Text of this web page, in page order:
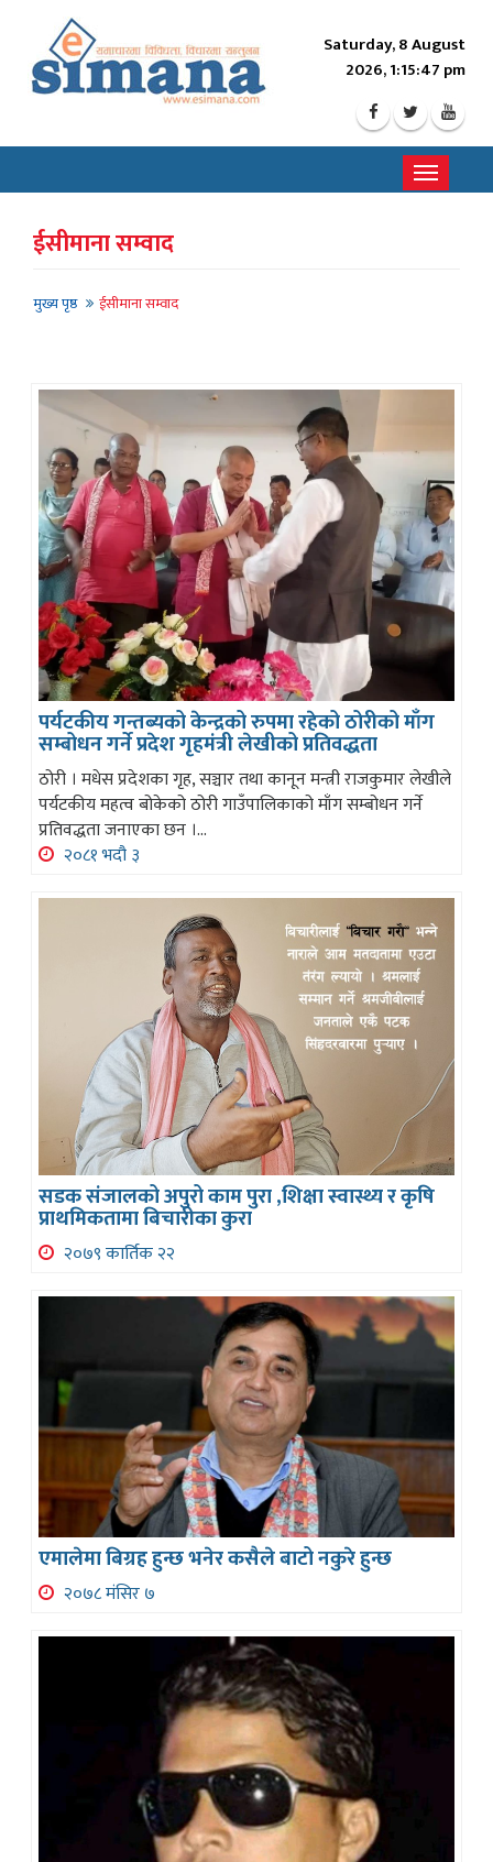
Saturday, 8 August
2026, 1:15:49 pm
Toggle
ईसीमाना सम्वाद
मुख्य पृष्ठ ईसीमाना सम्वाद
पर्यटकीय गन्तब्यको केन्द्रको रुपमा रहेको ठोरीको माँग
सम्बोधन गर्ने प्रदेश गृहमंत्री लेखीको प्रतिवद्धता
ठोरी । मधेस प्रदेशका गृह, सञ्चार तथा कानून मन्त्री राजकुमार लेखीले
पर्यटकीय महत्व बोकेको ठोरी गाउँपालिकाको माँग सम्बोधन गर्ने
प्रतिवद्धता जनाएका छन ।...
२०८१ भदौ ३
सडक संजालको अपुरो काम पुरा ,शिक्षा स्वास्थ्य र कृषि
प्राथमिकतामा बिचारीका कुरा
२०७९ कार्तिक २२
एमालेमा बिग्रह हुन्छ भनेर कसैले बाटो नकुरे हुन्छ
२०७८ मंसिर ७